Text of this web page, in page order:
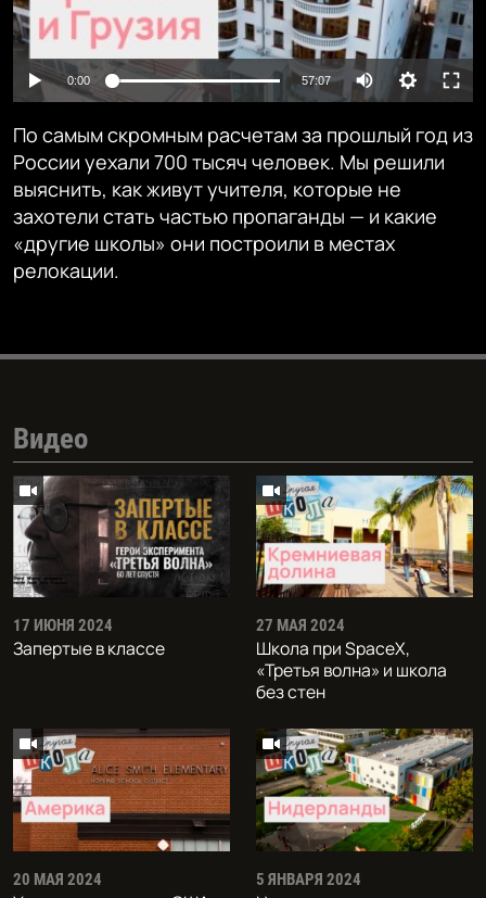
Auto 240p 360p
720p 1080p
0:00 57:07 Auto
480p
720p
По самым скромным расчетам за прошлый год из
России уехали 700 тысяч человек. Мы решили
выяснить, как живут учителя, которые не
захотели стать частью пропаганды — и какие
«другие школы» они построили в местах
релокации.
Видео
17 ИЮНЯ 2024
Запертые в классе
27 МАЯ 2024
Школа при SpaceX,
«Третья волна» и школа
без стен
20 МАЯ 2024 5 ЯНВАРЯ 2024